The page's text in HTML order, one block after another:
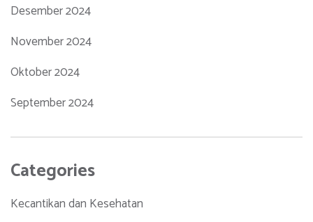
Desember 2024
November 2024
Oktober 2024
September 2024
Categories
Kecantikan dan Kesehatan